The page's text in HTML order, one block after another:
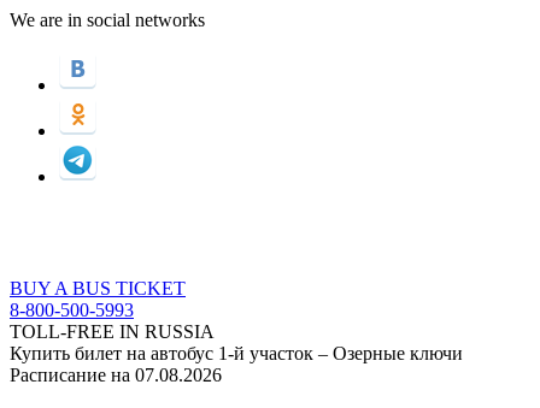
We are in social networks
BUY A BUS TICKET
8-800-500-5993
TOLL-FREE IN RUSSIA
Купить билет на автобус 1-й участок – Озерные ключи
Расписание на 07.08.2026